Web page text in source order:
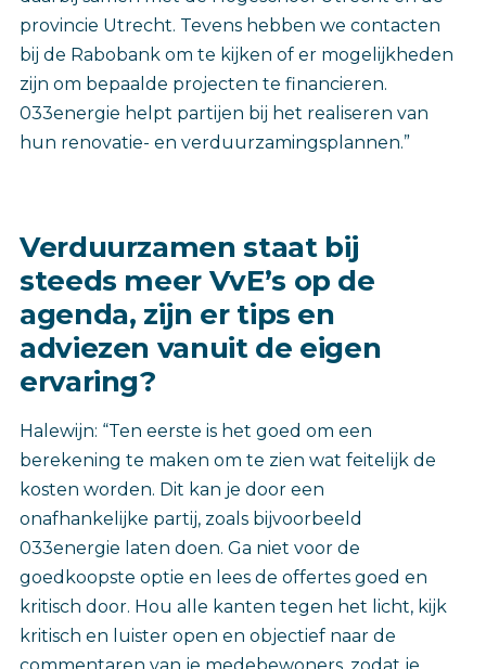
provincie Utrecht. Tevens hebben we contacten
bij de Rabobank om te kijken of er mogelijkheden
zijn om bepaalde projecten te financieren.
033energie helpt partijen bij het realiseren van
hun renovatie- en verduurzamingsplannen.”
Verduurzamen staat bij
steeds meer VvE’s op de
agenda, zijn er tips en
adviezen vanuit de eigen
ervaring?
Halewijn: “Ten eerste is het goed om een
berekening te maken om te zien wat feitelijk de
kosten worden. Dit kan je door een
onafhankelijke partij, zoals bijvoorbeeld
033energie laten doen. Ga niet voor de
goedkoopste optie en lees de offertes goed en
kritisch door. Hou alle kanten tegen het licht, kijk
kritisch en luister open en objectief naar de